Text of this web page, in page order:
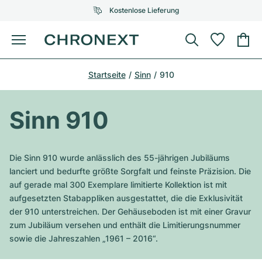
Kostenlose Lieferung
Menü
AUSGEWÄHLTE MARKEN
Alle Rolex Modelle
Top-Modelle
Air-King
Omega
Alle Omega Modelle
Top-Modelle
Patek Philippe
Alle Patek Philippe Modelle
Audemars Piguet
Cartier
Breitling
Certified Pre-Owned
Schmuck
AUSGEWÄHLTE MARKEN
Tiffany
Louis Vuitton
Gebauer & Gebauer
Van Cleef & Arpels
Neuzugänge
Service
Startseite Sinn 910
Sinn 910
Die Sinn 910 wurde anlässlich des 55-jährigen Jubiläums
lanciert und bedurfte größte Sorgfalt und feinste Präzision. Die
auf gerade mal 300 Exemplare limitierte Kollektion ist mit
aufgesetzten Stabappliken ausgestattet, die die Exklusivität
der 910 unterstreichen. Der Gehäuseboden ist mit einer Gravur
zum Jubiläum versehen und enthält die Limitierungsnummer
sowie die Jahreszahlen „1961 – 2016“.